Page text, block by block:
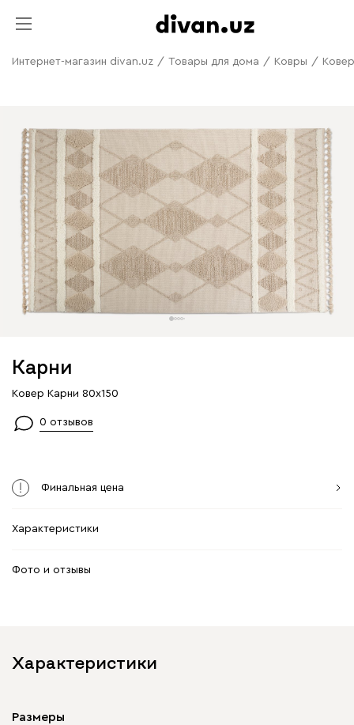
Интернет-магазин divan.uz / Товары для дома / Ковры /
Карни
Ковер Карни 80x150
0 отзывов
Финальная цена
Характеристики
Фото и отзывы
Характеристики
Размеры